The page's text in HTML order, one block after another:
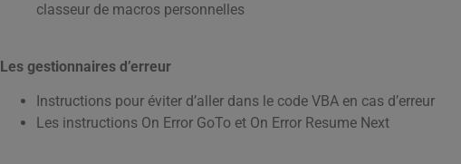
classeur de macros personnelles
Les gestionnaires d’erreur
Instructions pour éviter d’aller dans le code VBA en cas d’erreur
Les instructions On Error GoTo et On Error Resume Next